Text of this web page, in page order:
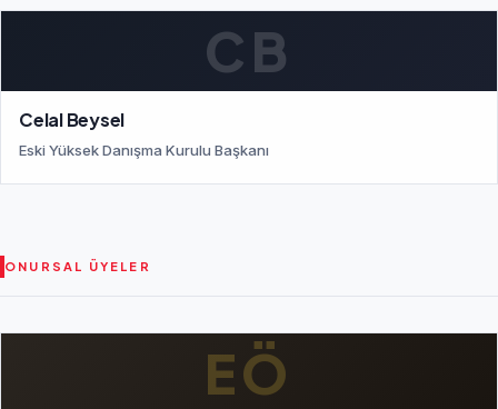
CB
Celal Beysel
Eski Yüksek Danışma Kurulu Başkanı
ONURSAL ÜYELER
EÖ